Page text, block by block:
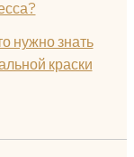
нужно знать
краски